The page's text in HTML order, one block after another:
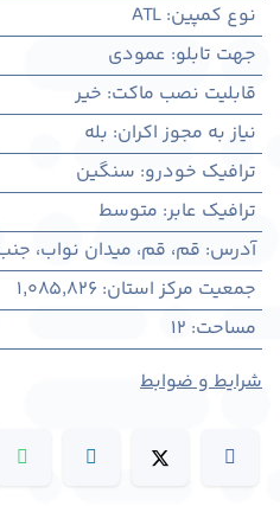
نوع کمپین:
ATL
جهت تابلو: عمودی
قابلیت نصب ماکت: خیر
نیاز به مجوز اکران: بله
ترافیک خودرو: سنگین
ترافیک عابر: متوسط
آدرس: قم، قم، میدان نواب،
جمعیت مرکز استان:
1,085,826
مساحت:
12
شرایط و ضوابط